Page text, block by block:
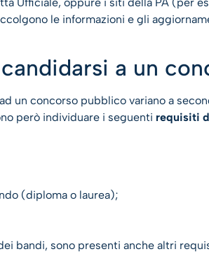
le informazioni e gli
a un
un concorso pubblico variano a
però individuare i seguenti requisiti
(diploma o laurea);
bandi, sono presenti anche altri